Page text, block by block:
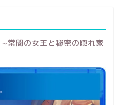
常闇の女王と秘密の隠れ家